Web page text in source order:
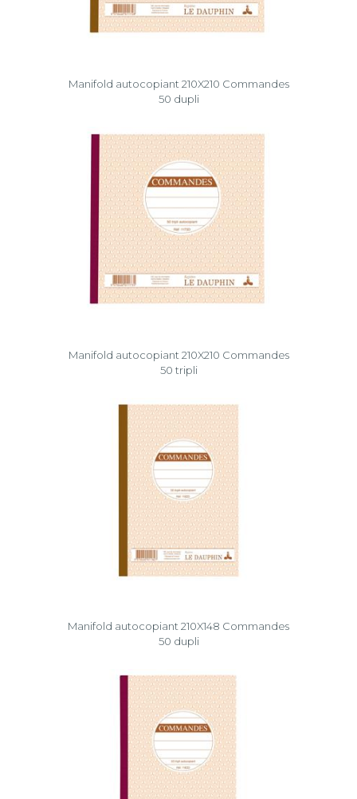
Manifold autocopiant 210X210 Commandes
50 dupli
Manifold autocopiant 210X210 Commandes
50 tripli
Manifold autocopiant 210X148 Commandes
50 dupli